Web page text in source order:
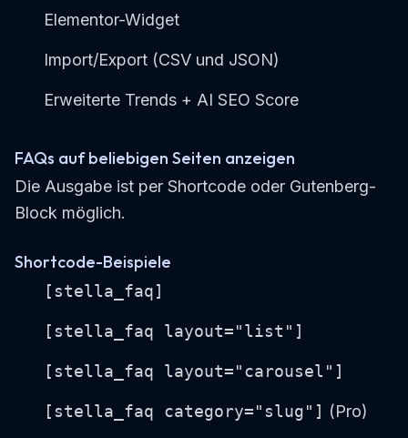
Elementor-Widget
Import/Export (CSV und JSON)
Erweiterte Trends + AI SEO Score
FAQs auf beliebigen Seiten anzeigen
Die Ausgabe ist per Shortcode oder Gutenberg-
Block möglich.
Shortcode-Beispiele
[stella_faq]
[stella_faq layout="list"]
[stella_faq layout="carousel"]
[stella_faq category="slug"] (Pro)